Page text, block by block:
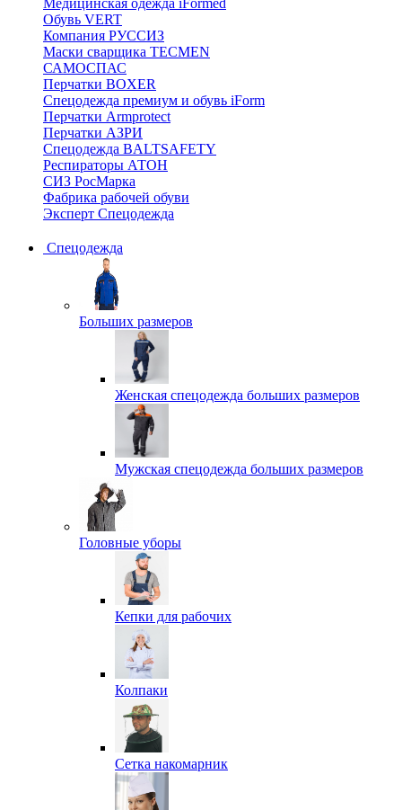
Медицинская одежда iFormed
Обувь VERT
Компания РУССИЗ
Маски сварщика TECMEN
САМОСПАС
Перчатки BOXER
Спецодежда премиум и обувь iForm
Перчатки Armprotect
Перчатки АЗРИ
Спецодежда BALTSAFETY
Респираторы АТОН
СИЗ РосМарка
Фабрика рабочей обуви
Эксперт Спецодежда
Спецодежда
Больших размеров
Женская спецодежда больших размеров
Мужская спецодежда больших размеров
Головные уборы
Кепки для рабочих
Колпаки
Сетка накомарник